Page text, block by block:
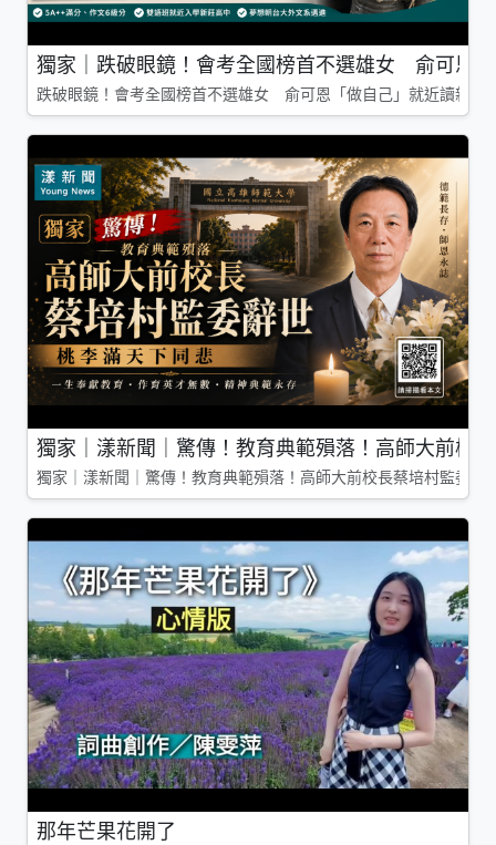
獨家｜跌破眼鏡！會考全國榜首不選雄女 俞可恩
跌破眼鏡！會考全國榜首不選雄女 俞可恩「做自己」就近讀新莊
獨家｜漾新聞｜驚傳！教育典範殞落！高師大前校
獨家｜漾新聞｜驚傳！教育典範殞落！高師大前校長蔡培村監委
那年芒果花開了